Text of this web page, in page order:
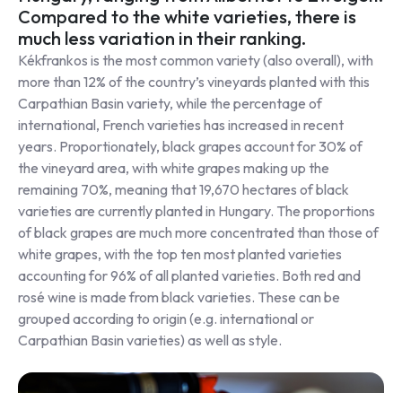
Compared to the white varieties, there is
much less variation in their ranking.
Kékfrankos is the most common variety (also overall), with
more than 12% of the country’s vineyards planted with this
Carpathian Basin variety, while the percentage of
international, French varieties has increased in recent
years. Proportionately, black grapes account for 30% of
the vineyard area, with white grapes making up the
remaining 70%, meaning that 19,670 hectares of black
varieties are currently planted in Hungary. The proportions
of black grapes are much more concentrated than those of
white grapes, with the top ten most planted varieties
accounting for 96% of all planted varieties. Both red and
rosé wine is made from black varieties. These can be
grouped according to origin (e.g. international or
Carpathian Basin varieties) as well as style.